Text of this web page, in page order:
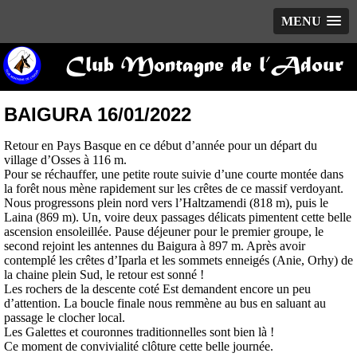
MENU
Club Montagne de l’Adour
BAIGURA 16/01/2022
Retour en Pays Basque en ce début d’année pour un départ du
village d’Osses à 116 m.
Pour se réchauffer, une petite route suivie d’une courte montée dans
la forêt nous mène rapidement sur les crêtes de ce massif verdoyant.
Nous progressons plein nord vers l’Haltzamendi (818 m), puis le
Laina (869 m). Un, voire deux passages délicats pimentent cette belle
ascension ensoleillée. Pause déjeuner pour le premier groupe, le
second rejoint les antennes du Baigura à 897 m. Après avoir
contemplé les crêtes d’Iparla et les sommets enneigés (Anie, Orhy) de
la chaine plein Sud, le retour est sonné !
Les rochers de la descente coté Est demandent encore un peu
d’attention. La boucle finale nous remmène au bus en saluant au
passage le clocher local.
Les Galettes et couronnes traditionnelles sont bien là !
Ce moment de convivialité clôture cette belle journée.